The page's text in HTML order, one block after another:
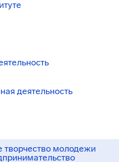
деятельность
творчество молодежи